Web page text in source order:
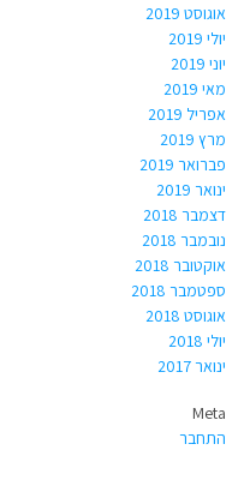
אוגוסט 2019
יולי 2019
יוני 2019
מאי 2019
אפריל 2019
מרץ 2019
פברואר 2019
ינואר 2019
דצמבר 2018
נובמבר 2018
אוקטובר 2018
ספטמבר 2018
אוגוסט 2018
יולי 2018
ינואר 2017
Meta
התחבר